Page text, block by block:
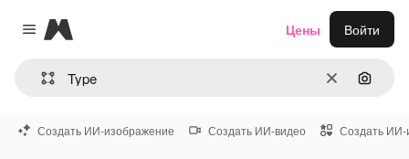
Close menu
Magnific
ОчиститьПоиск
Цены Войти
Создать ИИ-изображение Создать ИИ-видео Создать ИИ-